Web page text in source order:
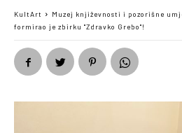
KultArt
Muzej književnosti i pozorišne
formirao je zbirku "Zdravko Grebo"!